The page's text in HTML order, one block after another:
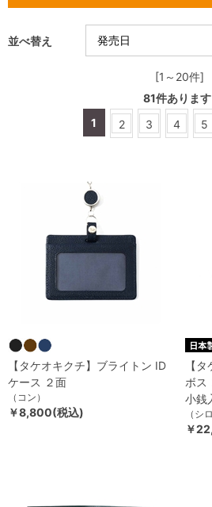
並べ替え
[1～20件]
81件あります
1
2 3 4 5
【タケオキクチ】ブライトン ID
ケース ２面
（コン）
￥8,800(税込)
【
ボス
小銭
（シ
￥